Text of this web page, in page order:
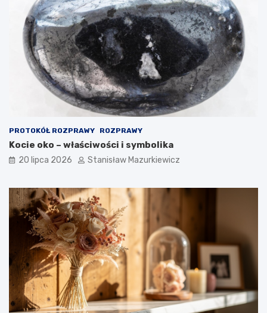
PROTOKÓŁ ROZPRAWY ROZPRAWY
Kocie oko – właściwości i symbolika
20 lipca 2026 Stanisław Mazurkiewicz